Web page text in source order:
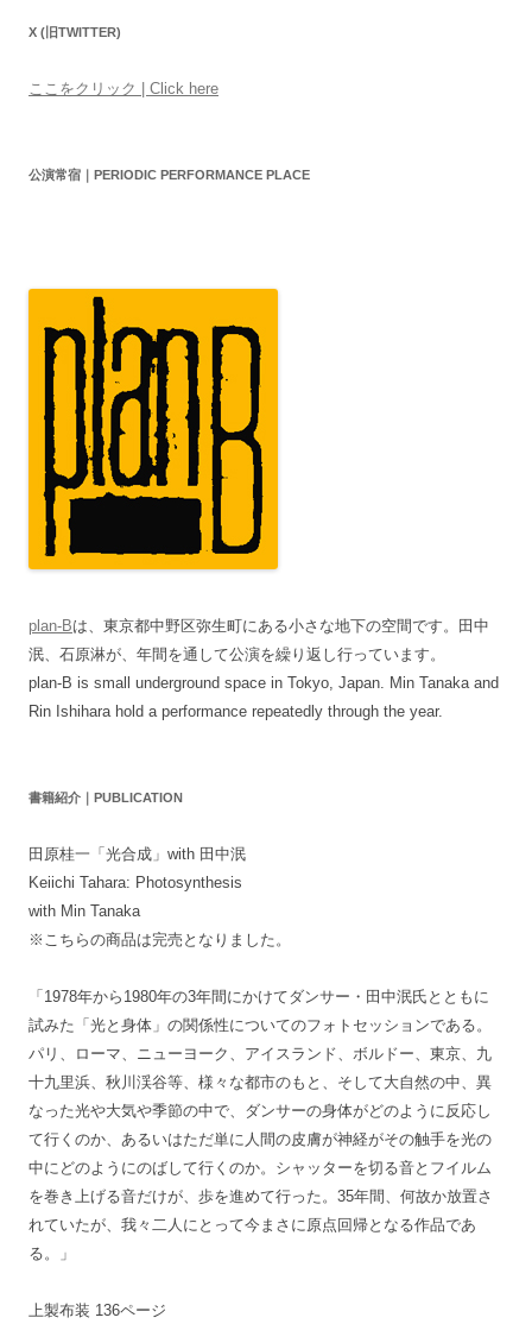
X (旧TWITTER)
ここをクリック | Click here
公演常宿｜PERIODIC PERFORMANCE PLACE
plan-Bは、東京都中野区弥生町にある小さな地下の空間です。田中
泯、石原淋が、年間を通して公演を繰り返し行っています。
plan-B is small underground space in Tokyo, Japan. Min Tanaka and
Rin Ishihara hold a performance repeatedly through the year.
書籍紹介｜PUBLICATION
田原桂一「光合成」with 田中泯
Keiichi Tahara: Photosynthesis
with Min Tanaka
※こちらの商品は完売となりました。
「1978年から1980年の3年間にかけてダンサー・田中泯氏とともに
試みた「光と身体」の関係性についてのフォトセッションである。
パリ、ローマ、ニューヨーク、アイスランド、ボルドー、東京、九
十九里浜、秋川渓谷等、様々な都市のもと、そして大自然の中、異
なった光や大気や季節の中で、ダンサーの身体がどのように反応し
て行くのか、あるいはただ単に人間の皮膚が神経がその触手を光の
中にどのようにのばして行くのか。シャッターを切る音とフイルム
を巻き上げる音だけが、歩を進めて行った。35年間、何故か放置さ
れていたが、我々二人にとって今まさに原点回帰となる作品であ
る。」
上製布装 136ページ